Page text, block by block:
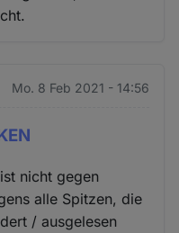
Mo. 8 Feb 2021 - 14:56
nicht gegen
alle Spitzen, die
/ ausgelesen